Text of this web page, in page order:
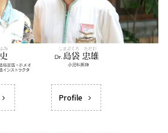
Profile